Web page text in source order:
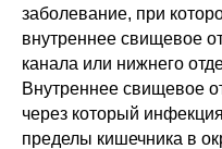
заболевание, при
внутреннее свищевое
канала или нижнего
Внутреннее свищевое
через который
пределы кишечника в